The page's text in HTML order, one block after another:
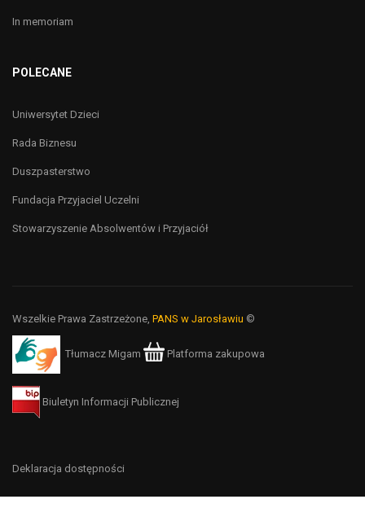
In memoriam
POLECANE
Uniwersytet Dzieci
Rada Biznesu
Duszpasterstwo
Fundacja Przyjaciel Uczelni
Stowarzyszenie Absolwentów i Przyjaciół
Wszelkie Prawa Zastrzeżone, PANS w Jarosławiu ©
Tłumacz Migam Platforma zakupowa
Biuletyn Informacji Publicznej
Deklaracja dostępności